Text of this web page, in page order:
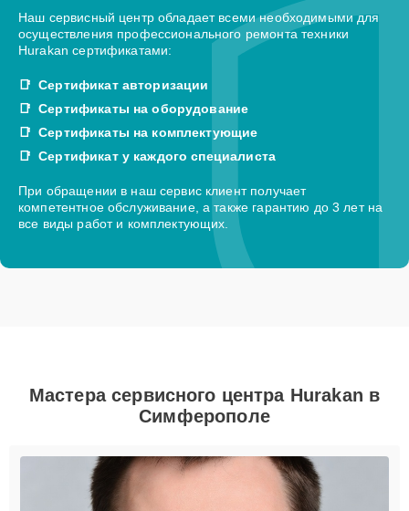
Наш сервисный центр обладает всеми необходимыми для
осуществления профессионального ремонта техники
Hurakan сертификатами:
Сертификат авторизации
Сертификаты на оборудование
Сертификаты на комплектующие
Сертификат у каждого специалиста
При обращении в наш сервис клиент получает
компетентное обслуживание, а также гарантию до 3 лет на
все виды работ и комплектующих.
Мастера сервисного центра Hurakan в
Симферополе